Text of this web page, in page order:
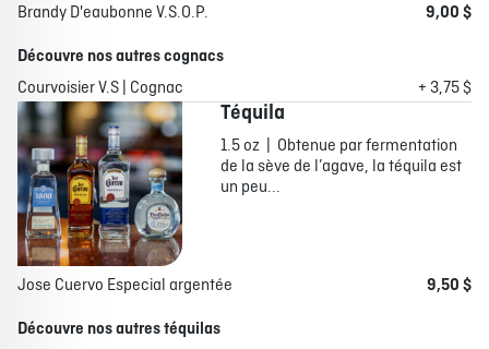
Brandy D'eaubonne V.S.O.P.
9,00 $
Découvre nos autres cognacs
Courvoisier V.S | Cognac
+ 3,75 $
Téquila
1.5 oz | Obtenue par fermentation
de la sève de l’agave, la téquila est
un peu...
Jose Cuervo Especial argentée
9,50 $
Découvre nos autres téquilas